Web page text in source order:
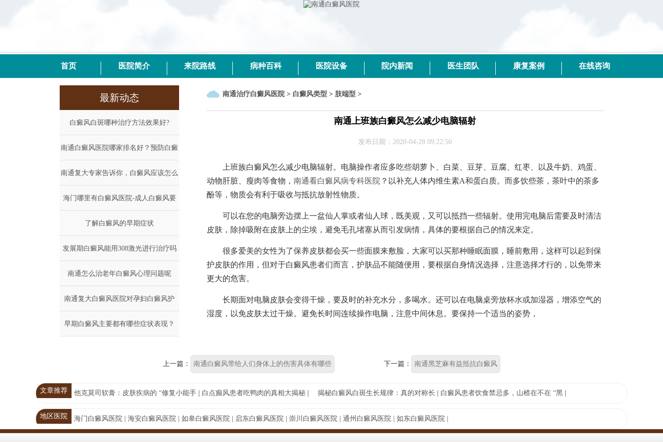
首页 医院简介 来院路线 病种百科 医院设备 院内新闻 医生团队 康复案例 在线咨询
最新动态
白癜风白斑哪种治疗方法效果好?
南通白癜风医院哪家排名好？预防白癜
风
南通复大专家告诉你，白癜风应该怎么
治
海门哪里有白癜风医院-成人白癜风要
怎么
了解白癜风的早期症状
发展期白癜风能用308激光进行治疗吗
南通怎么治老年白癜风心理问题呢
南通复大白癜风医院对孕妇白癜风护
理？
早期白癜风主要都有哪些症状表现？
南通治疗白癜风医院> 白癜风类型 > 肢端型 >
南通上班族白癜风怎么减少电脑辐射
发布日期：2020-04-28 09:22:50
上班族白癜风怎么减少电脑辐射。电脑操作者应多吃些胡萝卜、白菜、豆芽、豆腐、红枣、以及牛奶、鸡蛋、
动物肝脏、瘦肉等食物， 南通看白癜风病专科医院 ？以补充人体内维生素A和蛋白质。而多饮些茶，茶叶中的茶多
酚等，物质会有利于吸收与抵抗放射性物质。
可以在您的电脑旁边摆上一盆仙人掌或者仙人球，既美观，又可以抵挡一些辐射。使用完电脑后需要及时清洁
皮肤，除掉吸附在皮肤上的尘埃，避免毛孔堵塞从而引发病情，具体的要根据自己的情况来定。
很多爱美的女性为了保养皮肤都会买一些面膜来敷脸，大家可以买那种睡眠面膜，睡前敷用，这样可以起到保
护皮肤的作用，但对于白癜风患者们而言，护肤品不能随便用，要根据自身情况选择，注意选择才行的，以免带来
更大的危害。
长期面对电脑皮肤会变得干燥，要及时的补充水分，多喝水。还可以在电脑桌旁放杯水或加湿器，增添空气的
湿度，以免皮肤太过干燥。避免长时间连续操作电脑，注意中间休息。要保持一个适当的姿势，
上一篇： 南通白癜风带给人们身体上的伤害具体有哪些 下一篇： 南通黑芝麻有益抵抗白癜风
文章推荐 他克莫司软膏：皮肤疾病的 “修复小能手| 白点癫风患者吃鸭肉的真相大揭秘| 揭秘白癜风白斑生长规律：真的对称长 白癜风患者饮食禁忌多，山楂在不在 “黑|
地区医院 海门白癜风医院 | 海安白癜风医院 | 如皋白癜风医院 | 启东白癜风医院 | 崇川白癜风医院 | 通州白癜风医院 | 如东白癜风医院 |